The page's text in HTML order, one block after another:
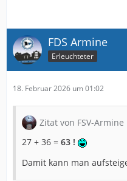
FDS Armine
Erleuchteter
18. Februar 2026 um 01:02
Zitat von FSV-Armine
27 + 36 = 63 !
Damit kann man